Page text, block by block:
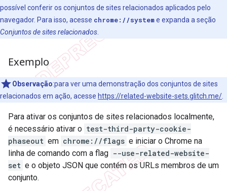
possível conferir os conjuntos de sites relacionados aplicados pelo
navegador. Para isso, acesse chrome://systeme expanda a seção
Conjuntos de sites relacionados
Exemplo
Observação:para ver uma demonstração dos conjuntos de sites
relacionados em ação, acesse https://related-website-sets.glitch.me/
Para ativar os conjuntos de sites relacionados localmente,
é necessário ativar o test-third-party-cookie-
phaseout em chrome://flags e iniciar o Chrome na
linha de comando com a flag --use-related-website-
set e o objeto JSON que contém os URLs membros de um
conjunto.